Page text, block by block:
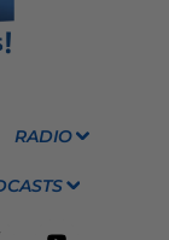
RADIO